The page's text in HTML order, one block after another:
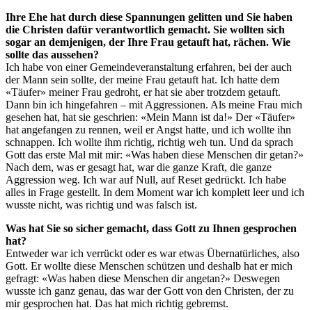
Ihre Ehe hat durch diese Spannungen gelitten und Sie haben
die Christen dafür verantwortlich gemacht. Sie wollten sich
sogar an demjenigen, der Ihre Frau getauft hat, rächen. Wie
sollte das aussehen?
Ich habe von einer Gemeindeveranstaltung erfahren, bei der auch
der Mann sein sollte, der meine Frau getauft hat. Ich hatte dem
«Täufer» meiner Frau gedroht, er hat sie aber trotzdem getauft.
Dann bin ich hingefahren – mit Aggressionen. Als meine Frau mich
gesehen hat, hat sie geschrien: «Mein Mann ist da!» Der «Täufer»
hat angefangen zu rennen, weil er Angst hatte, und ich wollte ihn
schnappen. Ich wollte ihm richtig, richtig weh tun. Und da sprach
Gott das erste Mal mit mir: «Was haben diese Menschen dir getan?»
Nach dem, was er gesagt hat, war die ganze Kraft, die ganze
Aggression weg. Ich war auf Null, auf Reset gedrückt. Ich habe
alles in Frage gestellt. In dem Moment war ich komplett leer und ich
wusste nicht, was richtig und was falsch ist.
Was hat Sie so sicher gemacht, dass Gott zu Ihnen gesprochen
hat?
Entweder war ich verrückt oder es war etwas Übernatürliches, also
Gott. Er wollte diese Menschen schützen und deshalb hat er mich
gefragt: «Was haben diese Menschen dir angetan?» Deswegen
wusste ich ganz genau, das war der Gott von den Christen, der zu
mir gesprochen hat. Das hat mich richtig gebremst.